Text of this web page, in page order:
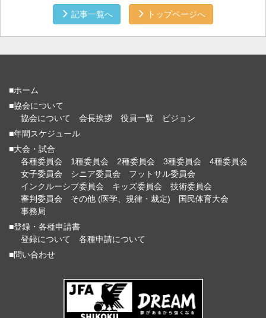
記事一覧へ トップページへ
■ホーム
■協会について
協会について
会長挨拶 役員一覧
ビジョン
■年間スケジュール
■大会・試合
各種委員会
1種委員会 2種委員会 3種委員会
4種委員会
女子委員会
シニア委員会
フットサル委員会
インクルーシブ委員会
キッズ委員会
技術委員会
審判委員会
その他 (医学、規律・裁定)
国民体育大会
事務局
■登録・各種申請書
登録について
各種申請について
■問い合わせ